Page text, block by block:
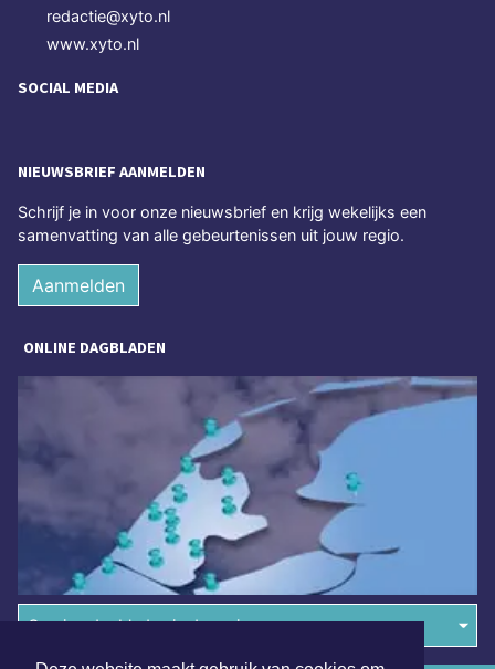
redactie@xyto.nl
www.xyto.nl
SOCIAL MEDIA
NIEUWSBRIEF AANMELDEN
Schrijf je in voor onze nieuwsbrief en krijg wekelijks een
samenvatting van alle gebeurtenissen uit jouw regio.
Aanmelden
ONLINE DAGBLADEN
Overige dagbladen in de regio